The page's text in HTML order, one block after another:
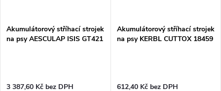
Akumulátorový stříhací strojek
na psy AESCULAP ISIS GT421
3 387,60 Kč bez DPH
Akumulátorový stříhací strojek
na psy KERBL CUTTOX 18459
612,40 Kč bez DPH